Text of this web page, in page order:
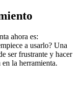
ahora es:
a usarlo? Una
ser frustrante y hacer
la herramienta.